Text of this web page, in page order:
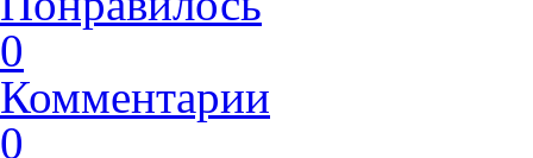
0
Комментарии
0